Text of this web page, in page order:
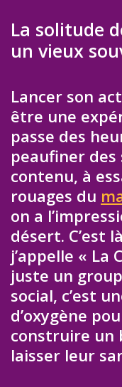
La solitude
un vieux
Lancer son
être une
passe des
peaufiner
contenu, à
rouages du
on a
désert. C’est
j’appelle « La
juste un
social, c’est
d’oxygène
construire un
laisser leur